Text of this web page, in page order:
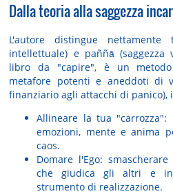
Dalla teoria alla saggezza
L'autore distingue nettamente
intellettuale) e paññā
libro da "capire", è un
metafore potenti e aneddoti di
finanziario agli attacchi di panico),
Allineare la tua "carrozza":
emozioni, mente e anima
caos.
Domare l'Ego:
che giudica gli altri e
strumento di realizzazione.